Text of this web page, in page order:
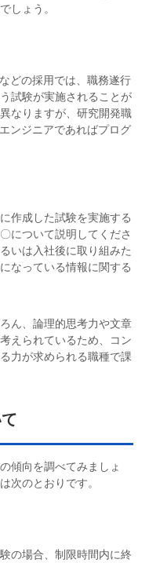
しょう。
どの採用では、職務遂行
試験が実施されることが
なりますが、研究開発職
ンジニアであればプログ
作成した試験を実施する
について説明してくださ
いは入社後に取り組みた
なっている情報に関する
ん、論理的思考力や文章
えられているため、コン
力が求められる職種で課
傾向を調べてみましょ
次のとおりです。
の場合、制限時間内に終